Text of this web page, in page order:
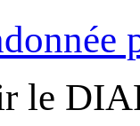
le